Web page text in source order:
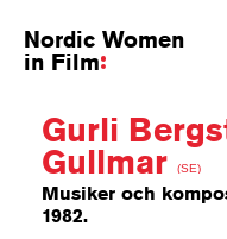
Nordic Women
in Film
Gurli
Gullmar
(SE)
Musiker och
1982.